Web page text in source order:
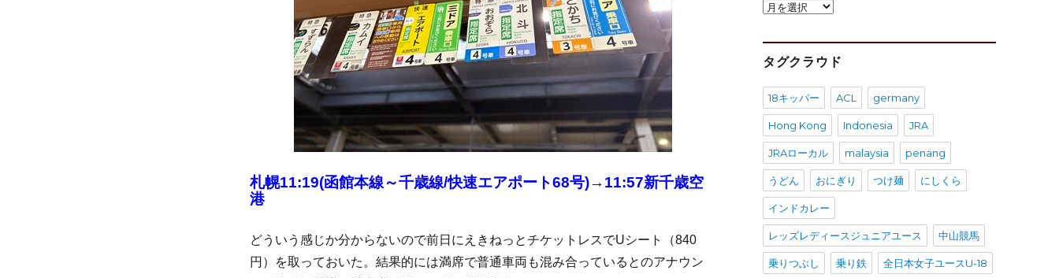
札幌11:19(函館本線～千歳線/快速エアポート68号)→11:57新千歳空
港
どういう感じか分からないので前日にえきねっとチケットレスでUシート（840
円）を取っておいた。結果的には満席で普通車両も混み合っているとのアナウン
ア
カ
イ
タグクラウド
18キッパー ACL germany
Hong Kong Indonesia JRA
JRAローカル malaysia penang
うどん おにぎり つけ麺 にしくら
インドカレー
レッズレディースジュニアユース 中山競馬
乗りつぶし 乗り鉄 全日本女子ユースU-18